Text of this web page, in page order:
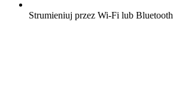
Strumieniuj przez Wi-Fi lub Bluetooth